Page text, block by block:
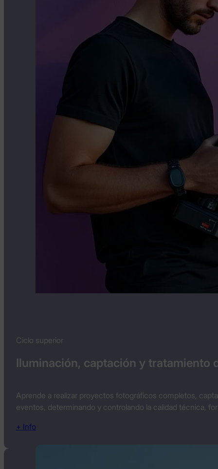
Iluminación, captación y tratamiento
Ciclo superior
Aprende a realizar proyectos fotográficos completos,
eventos, determinando y controlando la calidad técnica,
+ Info